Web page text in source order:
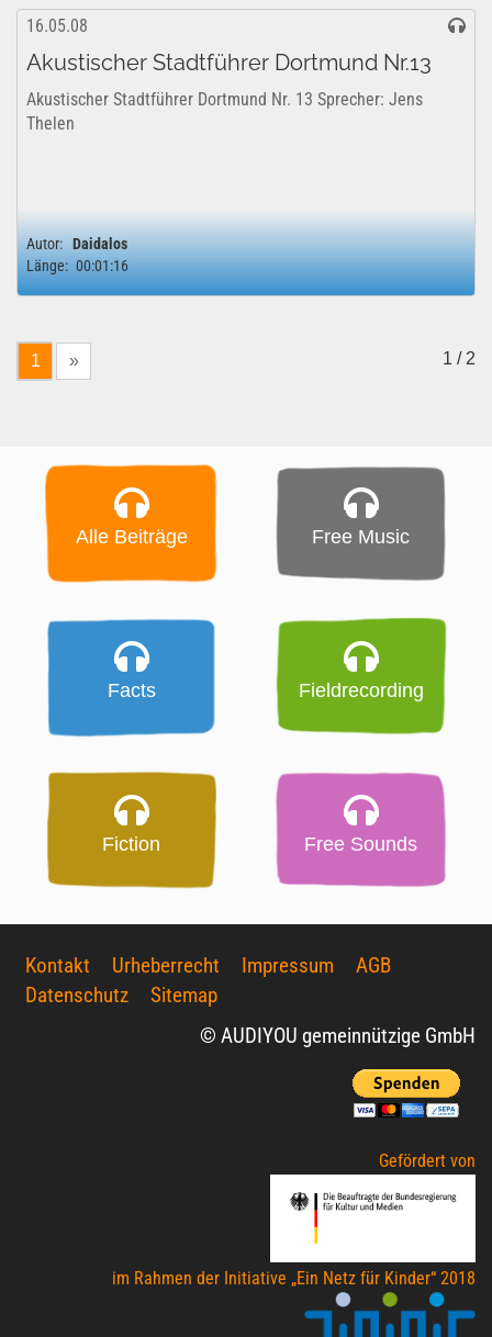
16.05.08
Akustischer Stadtführer Dortmund Nr.13
Akustischer Stadtführer Dortmund Nr. 13 Sprecher: Jens
Thelen
Autor: Daidalos
Länge: 00:01:16
1 » 1 / 2
Alle Beiträge Free Music
Facts Fieldrecording
Fiction Free Sounds
Kontakt Urheberrecht Impressum
AGB
Datenschutz
Sitemap
© AUDIYOU gemeinnützige GmbH
Gefördert von
im Rahmen der Initiative „Ein Netz für Kinder“ 2018